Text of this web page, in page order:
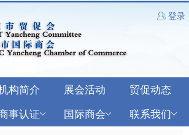
登录
构简介 展会活动
贸促动态
事认证 国际商会 联系我们